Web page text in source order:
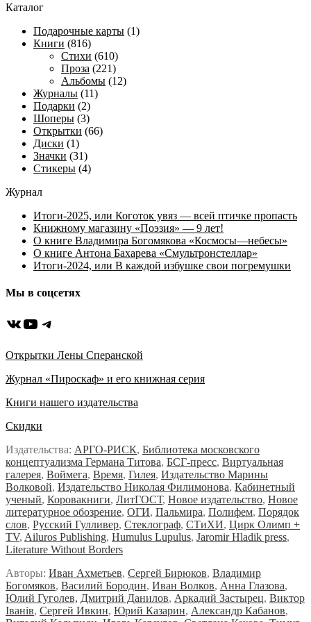
Каталог
Подарочные карты (1)
Книги (816)
Стихи (610)
Проза (221)
Альбомы (12)
Журналы (11)
Подарки (2)
Шоперы (3)
Открытки (66)
Диски (1)
Значки (31)
Стикеры (4)
Журнал
Итоги-2025, или Коготок увяз — всей птичке пропасть
Книжному магазину «Поэзия» — 9 лет!
О книге Владимира Богомякова «Космосы—небесы»
О книге Антона Бахарева «Смультронстеллар»
Итоги-2024, или В каждой избушке свои погремушки
Мы в соцсетях
ВКонтакте
YouTube
Telegram
Открытки Лены Сперанской
Журнал «Пироскаф» и его книжная серия
Книги нашего издательства
Скидки
Издательства: АРГО-РИСК, Библиотека московского
концептуализма Германа Титова, БСГ-пресс, Виртуальная
галерея, Воймега, Время, Гилея, Издательство Марины
Волковой, Издательство Николая Филимонова, Кабинетный
ученый, Коровакниги, ЛитГОСТ, Новое издательство, Новое
литературное обозрение, ОГИ, Пальмира, Полифем, Порядок
слов, Русский Гулливер, Стеклограф, СТиХИ, Цирк Олимп +
TV, Ailuros Publishing, Humulus Lupulus, Jaromir Hladik press,
Literature Without Borders
Авторы: Иван Ахметьев, Сергей Бирюков, Владимир
Богомяков, Василий Бородин, Иван Волков, Анна Глазова,
Юлий Гуголев, Дмитрий Данилов, Аркадий Застырец, Виктор
Iванiв, Сергей Ивкин, Юрий Казарин, Александр Кабанов,